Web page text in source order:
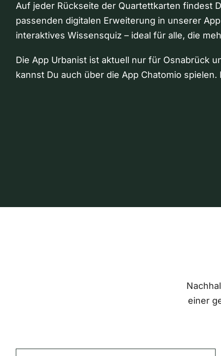
Auf jeder Rückseite der Quartettkarten findest
passenden digitalen Erweiterung in unserer
interaktives Wissensquiz – ideal für alle, die
Die App Urbanist ist aktuell nur für Osnabrück
kannst Du auch über die App Chatomio
einer